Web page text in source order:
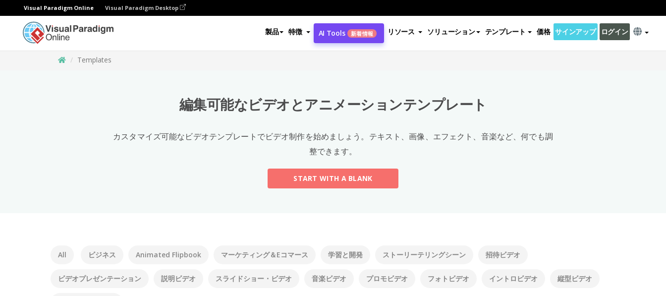
Visual Paradigm Online Visual Paradigm Desktop
製品 特徴 AI Tools 新着情報 リソース ソリューション テンプレート 価格 サインアップ ログイン
Templates
編集可能なビデオとアニメーションテンプレート
カスタマイズ可能なビデオテンプレートでビデオ制作を始めましょう。テキスト、画像、エフェクト、音楽など、何でも調
整できます。
START WITH A BLANK
All ビジネス Animated Flipbook マーケティング＆Eコマース 学習と開発 ストーリーテリングシーン 招待ビデオ
ビデオプレゼンテーション 説明ビデオ スライドショー・ビデオ 音楽ビデオ プロモビデオ フォトビデオ イントロビデオ 縦型ビデオ